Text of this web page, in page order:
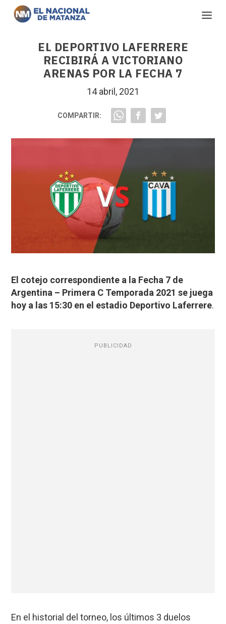
EL DEPORTIVO LAFERRERE
RECIBIRÁ A VICTORIANO
ARENAS POR LA FECHA 7
14 abril, 2021
COMPARTIR:
El cotejo correspondiente a la Fecha 7 de
Argentina – Primera C Temporada 2021 se juega
hoy a las 15:30 en el estadio Deportivo Laferrere.
PUBLICIDAD
En el historial del torneo, los últimos 3 duelos